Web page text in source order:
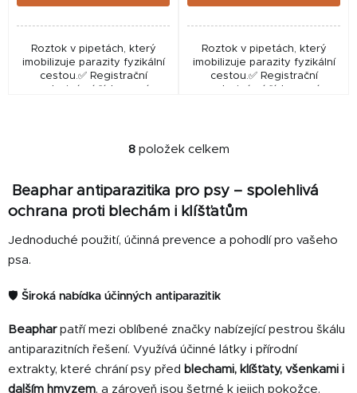
Roztok v pipetách, který
imobilizuje parazity fyzikální
cestou.✅ Registrační
veterinární číslo: není
Roztok v pipetách, který
imobilizuje parazity fyzikální
cestou.✅ Registrační
veterinární číslo: není
O
l
á
a
p
v
k
y
v
8položek celkem
Beaphar antiparazitika pro psy – spolehlivá
ochrana proti blechám i klíšťatům
Jednoduché použití, účinná prevence a pohodlí pro vašeho
psa.
🛡️ Široká nabídka účinných antiparazitik
Beapharpatří mezi oblíbené značky nabízející pestrou škálu
antiparazitních řešení. Využívá účinné látky i přírodní
extrakty, které chrání psy před blechami, klíšťaty, všenkami i
dalším hmyzem, a zároveň jsou šetrné k jejich pokožce.